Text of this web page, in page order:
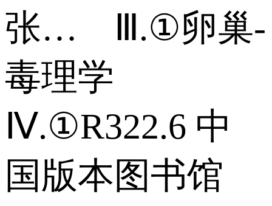
张… Ⅲ.①卵巢-
毒理学
Ⅳ.①R322.6 中
国版本图书馆